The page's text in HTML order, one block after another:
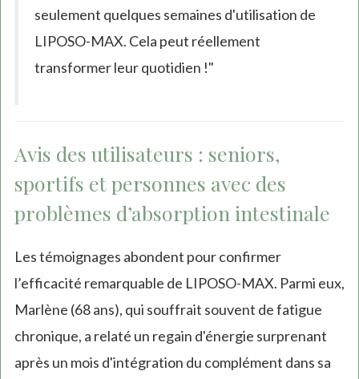
seulement quelques semaines d'utilisation de
LIPOSO-MAX. Cela peut réellement
transformer leur quotidien !"
Avis des utilisateurs : seniors,
sportifs et personnes avec des
problèmes d’absorption intestinale
Les témoignages abondent pour confirmer
l’efficacité remarquable de LIPOSO-MAX. Parmi eux,
Marlène (68 ans), qui souffrait souvent de fatigue
chronique, a relaté un regain d'énergie surprenant
après un mois d'intégration du complément dans sa